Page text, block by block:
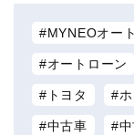
MYNEOオー
オートローン
トヨタ
中古車